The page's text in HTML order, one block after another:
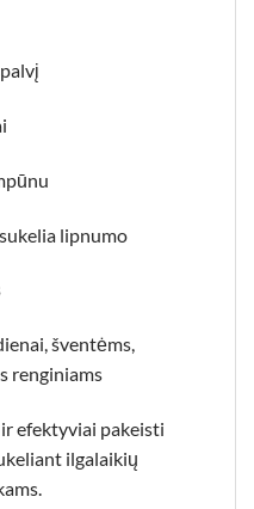
lipnumo
šventėms,
renginiams
efektyviai pakeisti
ilgalaikių